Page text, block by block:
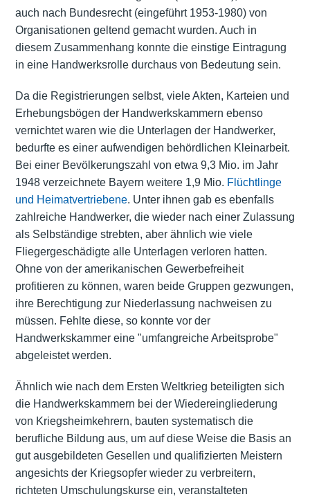
auch nach Bundesrecht (eingeführt 1953-1980) von
Organisationen geltend gemacht wurden. Auch in
diesem Zusammenhang konnte die einstige Eintragung
in eine Handwerksrolle durchaus von Bedeutung sein.
Da die Registrierungen selbst, viele Akten, Karteien und
Erhebungsbögen der Handwerkskammern ebenso
vernichtet waren wie die Unterlagen der Handwerker,
bedurfte es einer aufwendigen behördlichen Kleinarbeit.
Bei einer Bevölkerungszahl von etwa 9,3 Mio. im Jahr
1948 verzeichnete Bayern weitere 1,9 Mio. Flüchtlinge
und Heimatvertriebene. Unter ihnen gab es ebenfalls
zahlreiche Handwerker, die wieder nach einer Zulassung
als Selbständige strebten, aber ähnlich wie viele
Fliegergeschädigte alle Unterlagen verloren hatten.
Ohne von der amerikanischen Gewerbefreiheit
profitieren zu können, waren beide Gruppen gezwungen,
ihre Berechtigung zur Niederlassung nachweisen zu
müssen. Fehlte diese, so konnte vor der
Handwerkskammer eine "umfangreiche Arbeitsprobe"
abgeleistet werden.
Ähnlich wie nach dem Ersten Weltkrieg beteiligten sich
die Handwerkskammern bei der Wiedereingliederung
von Kriegsheimkehrern, bauten systematisch die
berufliche Bildung aus, um auf diese Weise die Basis an
gut ausgebildeten Gesellen und qualifizierten Meistern
angesichts der Kriegsopfer wieder zu verbreitern,
richteten Umschulungskurse ein, veranstalteten